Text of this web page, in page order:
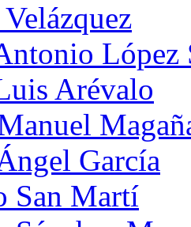
López
Arévalo
García
San Martí